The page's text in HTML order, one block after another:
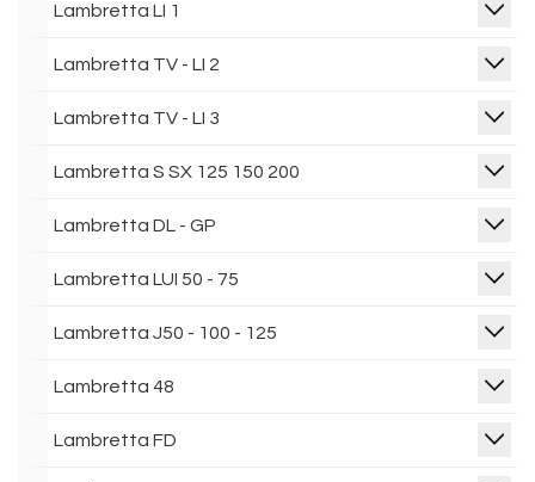
Lambretta LI 1
Lambretta TV - LI 2
Lambretta TV - LI 3
Lambretta S SX 125 150 200
Lambretta DL - GP
Lambretta LUI 50 - 75
Lambretta J50 - 100 - 125
Lambretta 48
Lambretta FD